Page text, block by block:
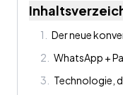
1
Der neue
2
WhatsApp +
3
Technologie,